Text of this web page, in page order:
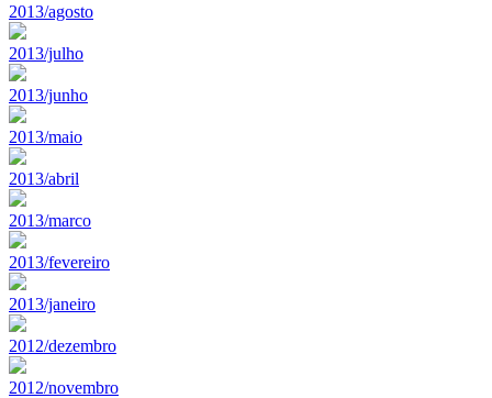
2013/agosto
2013/julho
2013/junho
2013/maio
2013/abril
2013/marco
2013/fevereiro
2013/janeiro
2012/dezembro
2012/novembro